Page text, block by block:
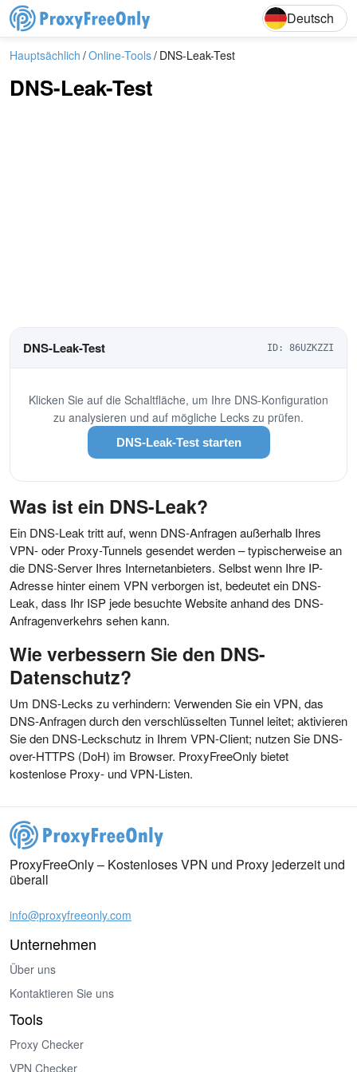
EnglishDeutsch
Deutsch
Hauptsächlich Online-Tools DNS-Leak-Test
DNS-Leak-Test
DNS-Leak-Test ID: 86UZKZZI
Klicken Sie auf die Schaltfläche, um Ihre DNS-Konfiguration
zu analysieren und auf mögliche Lecks zu prüfen.
DNS-Leak-Test starten
Was ist ein DNS-Leak?
Ein DNS-Leak tritt auf, wenn DNS-Anfragen außerhalb Ihres
VPN- oder Proxy-Tunnels gesendet werden – typischerweise an
die DNS-Server Ihres Internetanbieters. Selbst wenn Ihre IP-
Adresse hinter einem VPN verborgen ist, bedeutet ein DNS-
Leak, dass Ihr ISP jede besuchte Website anhand des DNS-
Anfragenverkehrs sehen kann.
Wie verbessern Sie den DNS-
Datenschutz?
Um DNS-Lecks zu verhindern: Verwenden Sie ein VPN, das
DNS-Anfragen durch den verschlüsselten Tunnel leitet; aktivieren
Sie den DNS-Leckschutz in Ihrem VPN-Client; nutzen Sie DNS-
over-HTTPS (DoH) im Browser. ProxyFreeOnly bietet
kostenlose Proxy- und VPN-Listen.
ProxyFreeOnly – Kostenloses VPN und Proxy jederzeit und
überall
info@proxyfreeonly.com
Unternehmen
Über uns
Kontaktieren Sie uns
Tools
Proxy Checker
VPN Checker